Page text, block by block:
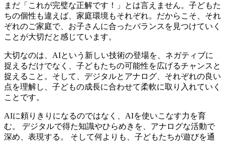
まだ「これが完璧な正解です！」とは言えません。子どもた
ちの個性も違えば、家庭環境もそれぞれ。だからこそ、それ
ぞれのご家庭で、お子さんに合ったバランスを見つけていく
ことが大切だと感じています。
大切なのは、AIという新しい技術の登場を、ネガティブに
捉えるだけでなく、子どもたちの可能性を広げるチャンスと
捉えること。そして、デジタルとアナログ、それぞれの良い
点を理解し、子どもの成長に合わせて柔軟に取り入れていく
ことです。
AIに頼りきりになるのではなく、AIを使いこなす力を育
む。 デジタルで得た知識やひらめきを、アナログな活動で
深め、表現する。 そして何よりも、子どもたちが遊びを通